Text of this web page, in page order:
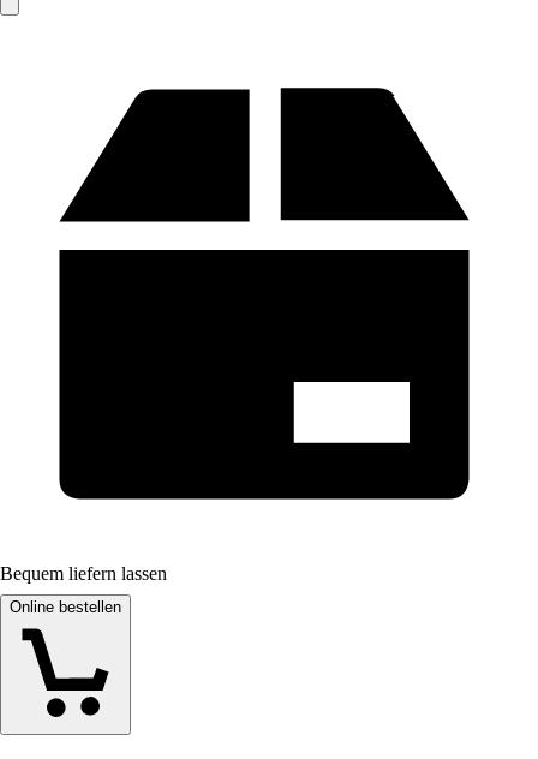
Bequem liefern lassen
Online bestellen